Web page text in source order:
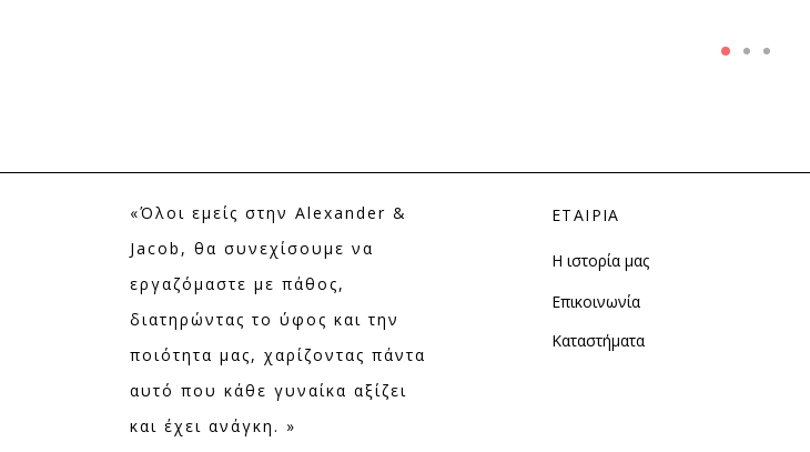
«Όλοι εμείς στην Alexander &
Jacob, θα συνεχίσουμε να
εργαζόμαστε με πάθος,
διατηρώντας το ύφος και την
ποιότητα μας, χαρίζοντας πάντα
αυτό που κάθε γυναίκα αξίζει
και έχει ανάγκη. »
ΕΤΑΙΡΙΑ
Η ιστορία μας
Επικοινωνία
Καταστήματα